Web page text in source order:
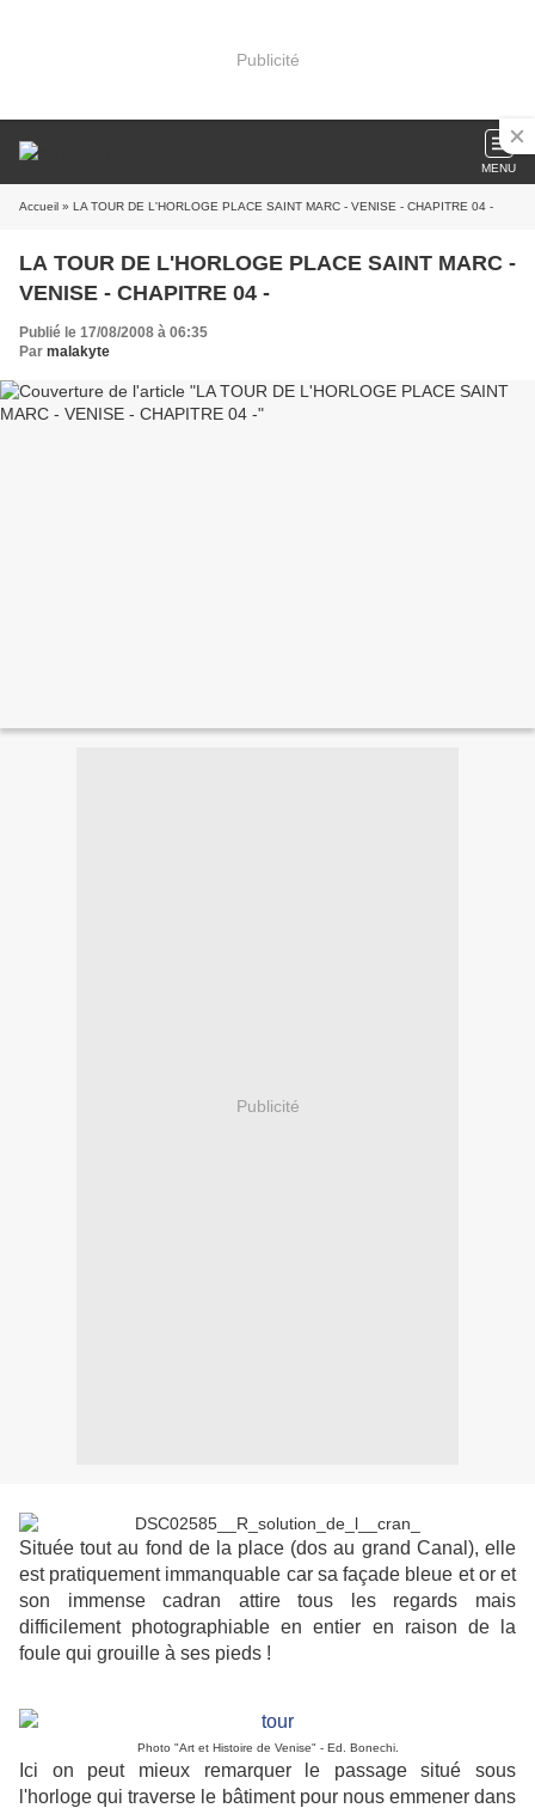
Publicité
MENU
Accueil » LA TOUR DE L'HORLOGE PLACE SAINT MARC - VENISE - CHAPITRE 04 -
LA TOUR DE L'HORLOGE PLACE SAINT MARC -
VENISE - CHAPITRE 04 -
Publié le 17/08/2008 à 06:35
Par malakyte
Publicité
Située tout au fond de la place (dos au grand Canal), elle
est pratiquement immanquable car sa façade bleue et or et
son immense cadran attire tous les regards mais
difficilement photographiable en entier en raison de la
foule qui grouille à ses pieds !
Photo "Art et Histoire de Venise" - Ed. Bonechi.
Ici on peut mieux remarquer le passage situé sous
l'horloge qui traverse le bâtiment pour nous emmener dans